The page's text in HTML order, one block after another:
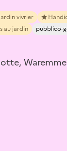
vivrier
au jardin pubblico-